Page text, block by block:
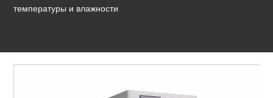
температуры и влажности